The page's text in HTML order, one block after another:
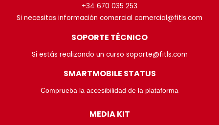
+34 670 035 253
Si necesitas información comercial comercial@fitls.com
SOPORTE TÉCNICO
Si estás realizando un curso soporte@fitls.com
SMARTMOBILE STATUS
Comprueba la accesibilidad de la plataforma
MEDIA KIT